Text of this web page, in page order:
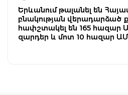
Երևանում թալանել են
բնակության վերադարձած
հափշտակել են 165 հազար
զարդեր և մոտ 10 հազար